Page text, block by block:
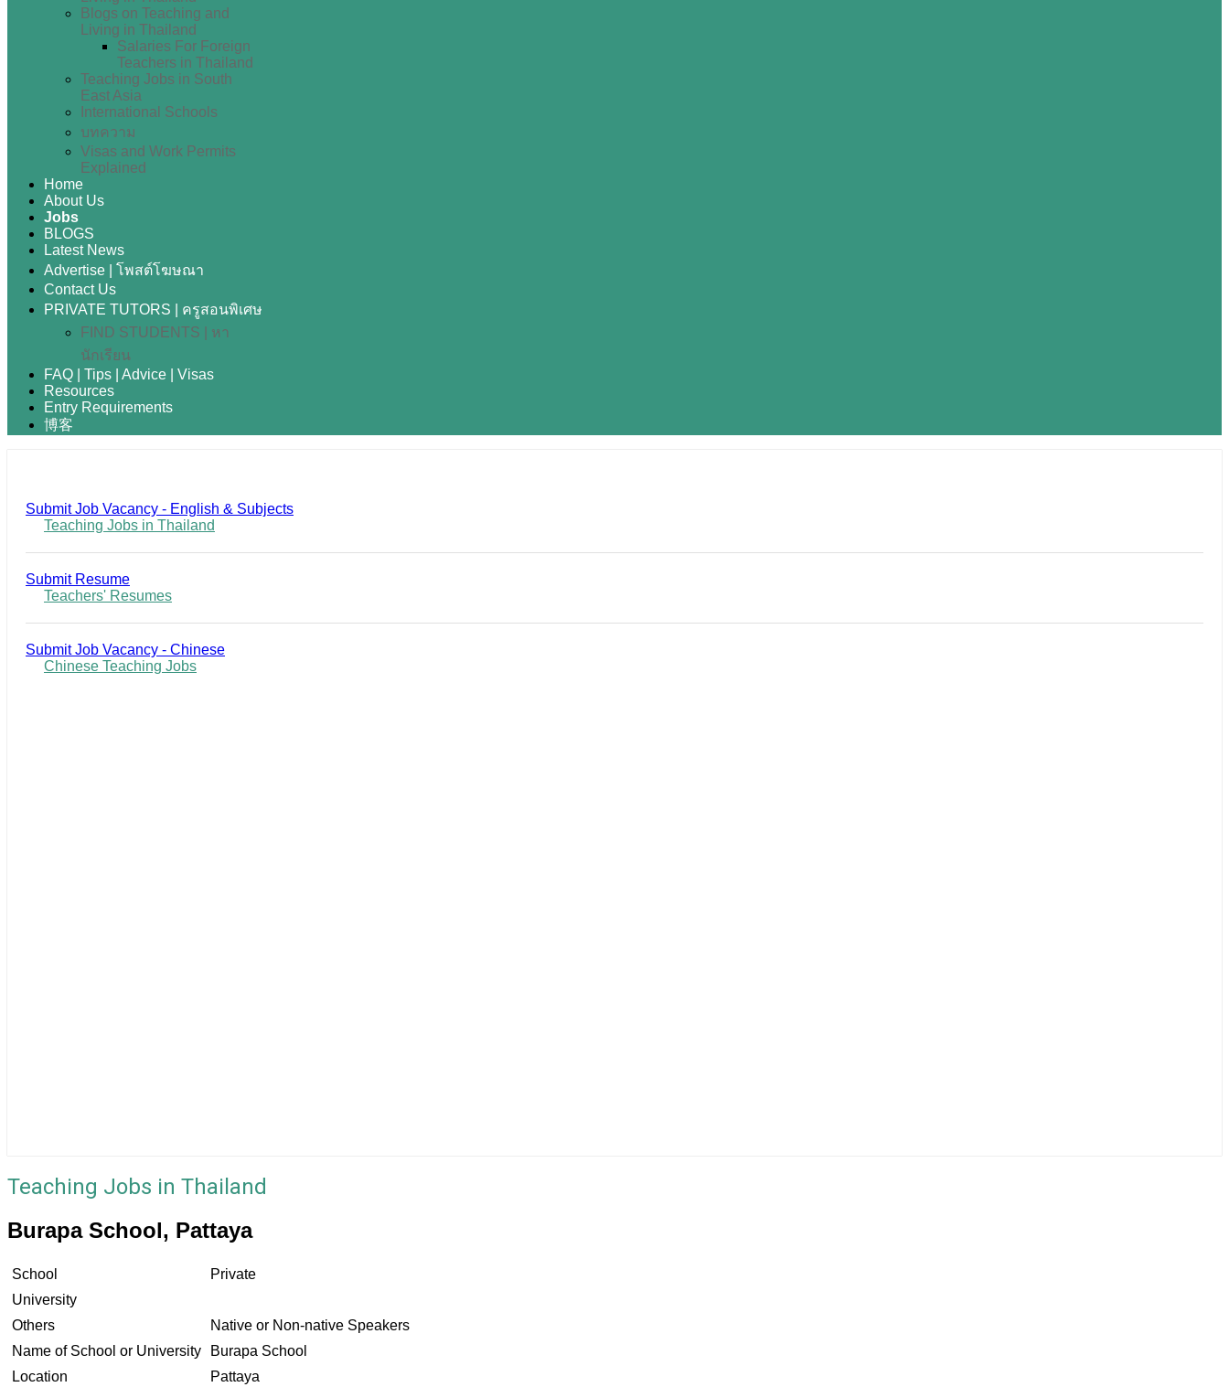
Blogs on Teaching and
Living in Thailand
Salaries For Foreign
Teachers in Thailand
Teaching Jobs in South
East Asia
International Schools
บทความ
Visas and Work Permits
Explained
Home
About Us
Jobs
BLOGS
Latest News
Advertise | โพสต์โฆษณา
Contact Us
PRIVATE TUTORS | ครูสอนพิเศษ
FIND STUDENTS | หา
นักเรียน
FAQ | Tips | Advice | Visas
Resources
Entry Requirements
博客
Submit Job Vacancy - English & Subjects
Teaching Jobs in Thailand
Submit Resume
Teachers' Resumes
Submit Job Vacancy - Chinese
Chinese Teaching Jobs
Teaching Jobs in Thailand
Burapa School, Pattaya
School
Private
University
Others
Native or Non-native Speakers
Name of School or University
Burapa School
Location
Pattaya